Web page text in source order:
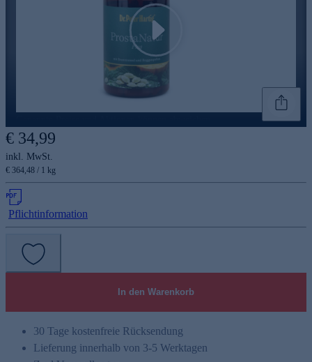
Play
€ 34,99
inkl. MwSt.
€ 364,48 / 1 kg
Pflichtinformation
In den Warenkorb
30 Tage kostenfreie Rücksendung
Lieferung innerhalb von 3-5 Werktagen